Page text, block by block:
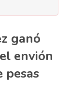
ganó
envión
pesas